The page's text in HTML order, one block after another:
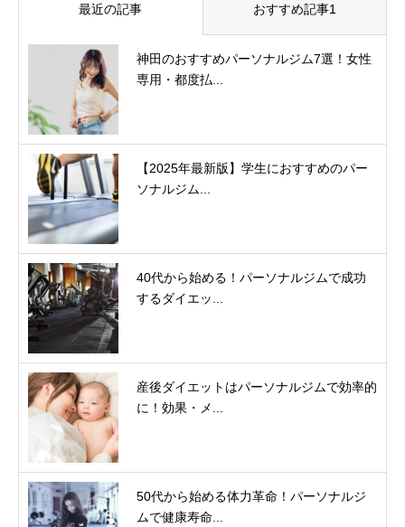
最近の記事 おすすめ記事1
神田のおすすめパーソナルジム7選！女性
専用・都度払...
【2025年最新版】学生におすすめのパー
ソナルジム...
40代から始める！パーソナルジムで成功
するダイエッ...
産後ダイエットはパーソナルジムで効率的
に！効果・メ...
50代から始める体力革命！パーソナルジ
ムで健康寿命...